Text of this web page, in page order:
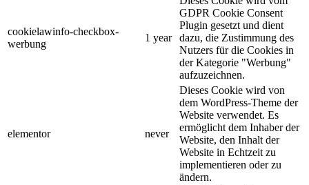
cookielawinfo-checkbox-
werbung
1 year
GDPR Cookie Consent
Plugin gesetzt und dient
dazu, die Zustimmung des
Nutzers für die Cookies in
der Kategorie "Werbung"
aufzuzeichnen.
elementor never
Dieses Cookie wird von
dem WordPress-Theme der
Website verwendet. Es
ermöglicht dem Inhaber der
Website, den Inhalt der
Website in Echtzeit zu
implementieren oder zu
ändern.